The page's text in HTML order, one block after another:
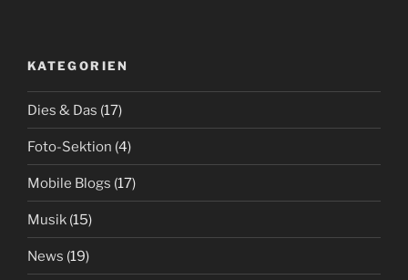
KATEGORIEN
Dies & Das (17)
Foto-Sektion (4)
Mobile Blogs (17)
Musik (15)
News (19)